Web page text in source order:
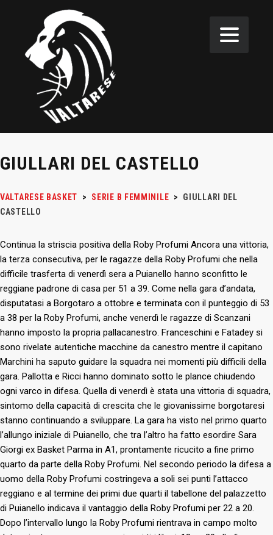
GIULLARI DEL CASTELLO
VALTARESE BASKET > SERIE B FEMMINILE >
GIULLARI DEL
CASTELLO
Continua la striscia positiva della Roby Profumi Ancora una vittoria,
la terza consecutiva, per le ragazze della Roby Profumi che nella
difficile trasferta di venerdì sera a Puianello hanno sconfitto le
reggiane padrone di casa per 51 a 39. Come nella gara d’andata,
disputatasi a Borgotaro a ottobre e terminata con il punteggio di 53
a 38 per la Roby Profumi, anche venerdì le ragazze di Scanzani
hanno imposto la propria pallacanestro. Franceschini e Fatadey si
sono rivelate autentiche macchine da canestro mentre il capitano
Marchini ha saputo guidare la squadra nei momenti più difficili della
gara. Pallotta e Ricci hanno dominato sotto le plance chiudendo
ogni varco in difesa. Quella di venerdì è stata una vittoria di squadra,
sintomo della capacità di crescita che le giovanissime borgotaresi
stanno continuando a sviluppare. La gara ha visto nel primo quarto
l’allungo iniziale di Puianello, che tra l’altro ha fatto esordire Sara
Giorgi ex Basket Parma in A1, prontamente ricucito a fine primo
quarto da parte della Roby Profumi. Nel secondo periodo la difesa a
uomo della Roby Profumi costringeva a soli sei punti l’attacco
reggiano e al termine dei primi due quarti il tabellone del palazzetto
di Puianello indicava il vantaggio della Roby Profumi per 22 a 20.
Dopo l’intervallo lungo la Roby Profumi rientrava in campo molto